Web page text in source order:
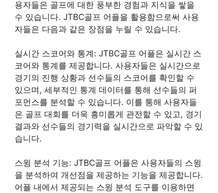
용자들은 골프에 대한 풍부한 경험과 지식을 쌓을
수 있습니다. JTBC골프 어플을 활용함으로써 사용
자들은 다음과 같은 장점을 누릴 수 있습니다.
실시간 스코어와 통계: JTBC골프 어플은 실시간 스
코어와 통계를 제공합니다. 사용자들은 실시간으로
경기의 진행 상황과 선수들의 스코어를 확인할 수
있으며, 세부적인 통계 데이터를 통해 선수들의 퍼
포먼스를 분석할 수 있습니다. 이를 통해 사용자들
은 골프 대회를 더욱 흥미롭게 관전할 수 있고, 경기
결과와 선수들의 경기력을 실시간으로 파악할 수 있
습니다.
스윙 분석 기능: JTBC골프 어플은 사용자들의 스윙
을 분석하여 개선점을 제공하는 기능을 제공합니다.
어플 내에서 제공되는 스윙 분석 도구를 이용하면